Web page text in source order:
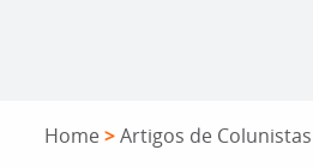
Home >Artigos de Colunistas